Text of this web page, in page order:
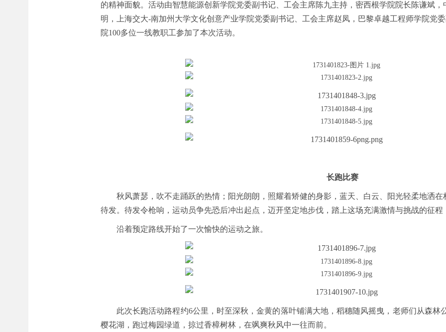
的精神面貌。活动由智慧能源创新学院党委副书记、工会主席陈九主持，密西根学院院长陈谦斌
明，上海交大-南加州大学文化创意产业学院党委副书记、工会主席赵凤，巴黎卓越工程师学院党
院100多位一线教职工参加了本次活动。
长跑比赛
秋风萧瑟，吹不走踊跃的热情；阳光朗朗，照耀着矫健的身影，蓝天、白云、阳光轻柔地洒
待发。待发令枪响，运动员争先恐后冲出起点，迈开坚定地步伐，踏上这场充满激情与挑战的征程
沿着预定路线开始了一次愉快的运动之旅。
此次长跑活动路程约6公里，时至深秋，金黄的落叶铺满大地，稻穗随风摇曳，老师们从森林
樱花湖，跑过梅园绿道，掠过香樟树林，在飒爽秋风中一往而前。